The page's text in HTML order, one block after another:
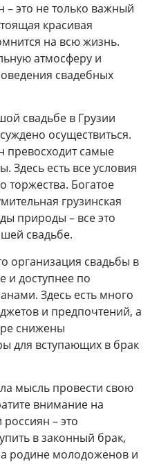
– это не только важный
красивая
на всю жизнь.
атмосферу и
свадебных
свадьбе в Грузии
осуществиться.
превосходит самые
Здесь есть все условия
торжества. Богатое
грузинская
природы – все это
свадьбе.
организация свадьбы в
и доступнее по
Здесь есть много
и предпочтений, а
снижены
для вступающих в брак
мысль провести свою
внимание на
– это
в законный брак,
родине молодоженов и